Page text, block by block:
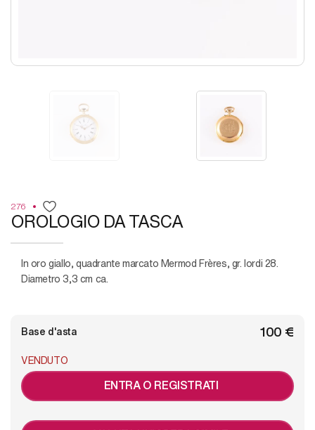
276
OROLOGIO DA TASCA
in oro giallo, quadrante marcato Mermod Frères, gr. lordi 28.
Diametro 3,3 cm ca.
€ 100
Base d'asta
VENDUTO
ENTRA O REGISTRATI